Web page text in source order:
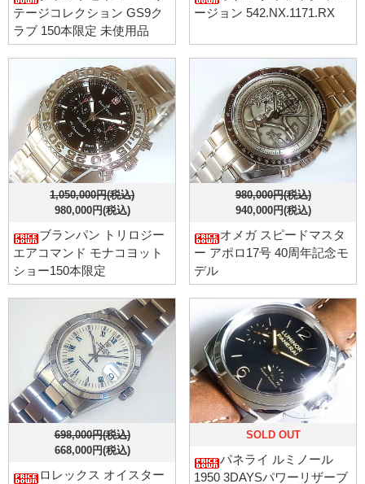
テージコレクション GS9ク
ラブ 150本限定 未使用品
ージョン 542.NX.1171.RX
1,050,000円(税込)
980,000円(税込)
ブランパン トリロジー
エアコマンド モナコヨット
ショー150本限定
980,000円(税込)
940,000円(税込)
オメガ スピードマスタ
ー アポロ17号 40周年記念モ
デル
698,000円(税込)
668,000円(税込)
ロレックス オイスター
SOLD OUT
パネライ ルミノール
1950 3DAYSパワーリザーブ